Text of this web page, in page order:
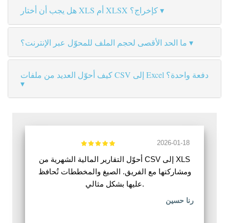
هل يجب أن أختار XLS أم XLSX كإخراج؟
ما الحد الأقصى لحجم الملف للمحوّل عبر الإنترنت؟
كيف أحوّل العديد من ملفات CSV إلى Excel دفعة واحدة؟
2026-01-18
أحوّل التقارير المالية الشهرية من CSV إلى XLS
ومشاركتها مع الفريق. الصيغ والمخططات تُحافظ
عليها بشكل مثالي.
رنا حسين